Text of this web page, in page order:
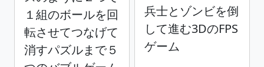
１組のボールを回
転させてつなげて
消すパズルまで５
兵士とゾンビを倒
して進む3DのFPS
ゲーム